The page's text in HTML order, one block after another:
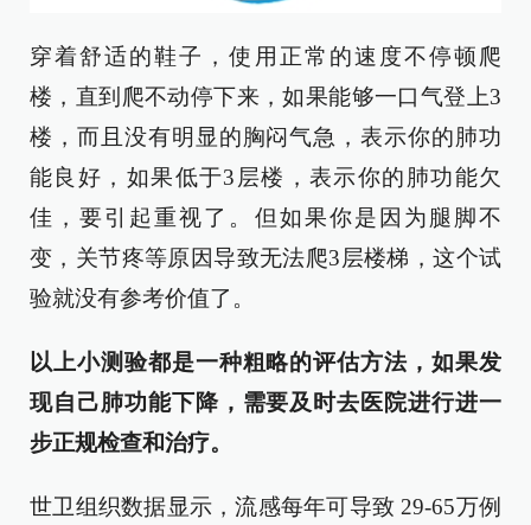
穿着舒适的鞋子，使用正常的速度不停顿爬
楼，直到爬不动停下来，如果能够一口气登上3
楼，而且没有明显的胸闷气急，表示你的肺功
能良好，如果低于3层楼，表示你的肺功能欠
佳，要引起重视了。但如果你是因为腿脚不
变，关节疼等原因导致无法爬3层楼梯，这个试
验就没有参考价值了。
以上小测验都是一种粗略的评估方法，如果发
现自己肺功能下降，需要及时去医院进行进一
步正规检查和治疗。
世卫组织数据显示，流感每年可导致 29-65万例